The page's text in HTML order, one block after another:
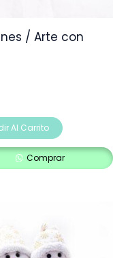
/ Arte con
Al Carrito
Comprar